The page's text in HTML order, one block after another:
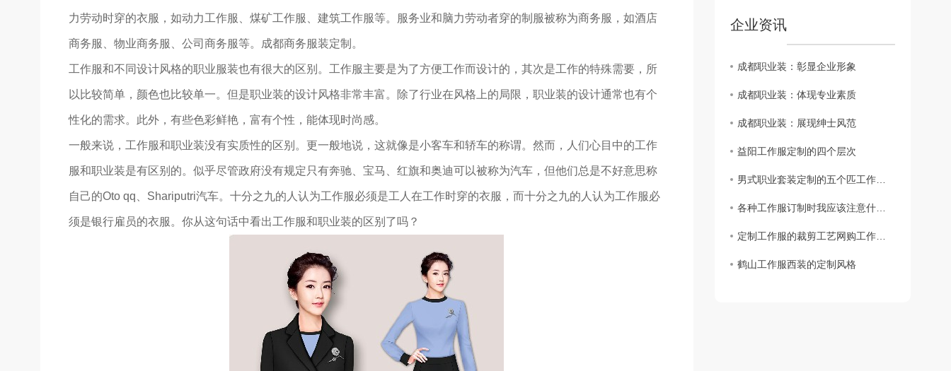
力劳动时穿的衣服，如动力工作服、煤矿工作服、建筑工作服等。服务业和脑力劳动者穿的制服被称为商务服，如酒店
商务服、物业商务服、公司商务服等。成都商务服装定制。
工作服和不同设计风格的职业服装也有很大的区别。工作服主要是为了方便工作而设计的，其次是工作的特殊需要，所
以比较简单，颜色也比较单一。但是职业装的设计风格非常丰富。除了行业在风格上的局限，职业装的设计通常也有个
性化的需求。此外，有些色彩鲜艳，富有个性，能体现时尚感。
一般来说，工作服和职业装没有实质性的区别。更一般地说，这就像是小客车和轿车的称谓。然而，人们心目中的工作
服和职业装是有区别的。似乎尽管政府没有规定只有奔驰、宝马、红旗和奥迪可以被称为汽车，但他们总是不好意思称
自己的Oto qq、Shariputri汽车。十分之九的人认为工作服必须是工人在工作时穿的衣服，而十分之九的人认为工作服必
须是银行雇员的衣服。你从这句话中看出工作服和职业装的区别了吗？
企业资讯
成都职业装：彰显企业形象
成都职业装：体现专业素质
成都职业装：展现绅士风范
益阳工作服定制的四个层次
男式职业套装定制的五个匹工作服裙底配点
各种工作服订制时我应该注意什么？
定制工作服的裁剪工艺网购工作服要求
鹤山工作服西装的定制风格